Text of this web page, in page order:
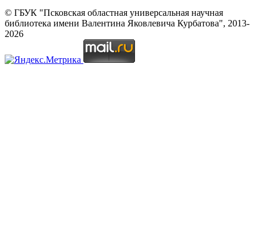
© ГБУК "Псковская областная универсальная научная
библиотека имени Валентина Яковлевича Курбатова", 2013-
2026